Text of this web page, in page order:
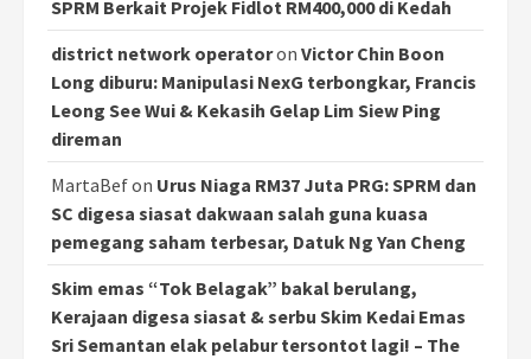
SPRM Berkait Projek Fidlot RM400,000 di Kedah
district network operatoron Victor Chin Boon
Long diburu: Manipulasi NexG terbongkar, Francis
Leong See Wui & Kekasih Gelap Lim Siew Ping
direman
MartaBefon Urus Niaga RM37 Juta PRG: SPRM dan
SC digesa siasat dakwaan salah guna kuasa
pemegang saham terbesar, Datuk Ng Yan Cheng
Skim emas “Tok Belagak” bakal berulang,
Kerajaan digesa siasat & serbu Skim Kedai Emas
Sri Semantan elak pelabur tersontot lagi! – The